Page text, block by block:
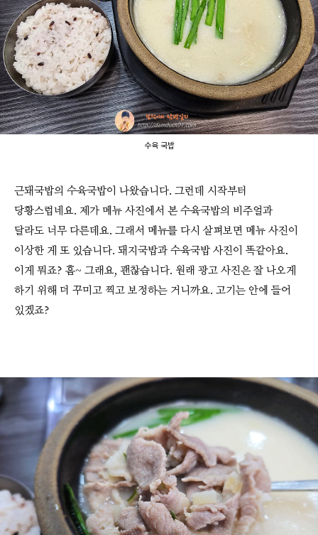
수육 국밥
근돼국밥의 수육국밥이 나왔습니다. 그런데 시작부터
당황스럽네요. 제가 메뉴 사진에서 본 수육국밥의 비주얼과
달라도 너무 다른데요. 그래서 메뉴를 다시 살펴보면 메뉴 사진이
이상한 게 또 있습니다. 돼지국밥과 수육국밥 사진이 똑같아요.
이게 뭐죠? 흠~ 그래요, 괜찮습니다. 원래 광고 사진은 잘 나오게
하기 위해 더 꾸미고 찍고 보정하는 거니까요. 고기는 안에 들어
있겠죠?